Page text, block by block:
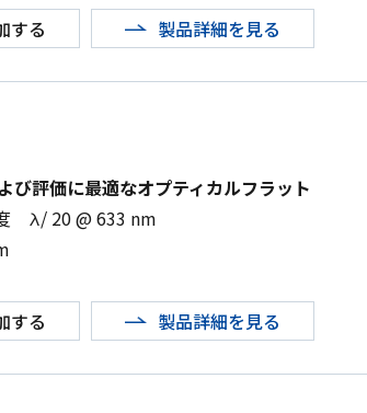
する 製品詳細を見る
び評価に最適なオプティカルフラット
λ/ 20 @ 633 nm
する 製品詳細を見る